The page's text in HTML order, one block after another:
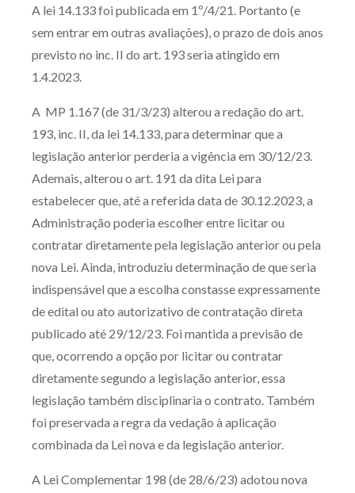
A lei 14.133 foi publicada em 1º/4/21. Portanto (e
sem entrar em outras avaliações), o prazo de dois anos
previsto no inc. II do art. 193 seria atingido em
1.4.2023.
A MP 1.167 (de 31/3/23) alterou a redação do art.
193, inc. II, da lei 14.133, para determinar que a
legislação anterior perderia a vigência em 30/12/23.
Ademais, alterou o art. 191 da dita Lei para
estabelecer que, até a referida data de 30.12.2023, a
Administração poderia escolher entre licitar ou
contratar diretamente pela legislação anterior ou pela
nova Lei. Ainda, introduziu determinação de que seria
indispensável que a escolha constasse expressamente
de edital ou ato autorizativo de contratação direta
publicado até 29/12/23. Foi mantida a previsão de
que, ocorrendo a opção por licitar ou contratar
diretamente segundo a legislação anterior, essa
legislação também disciplinaria o contrato. Também
foi preservada a regra da vedação à aplicação
combinada da Lei nova e da legislação anterior.
A Lei Complementar 198 (de 28/6/23) adotou nova